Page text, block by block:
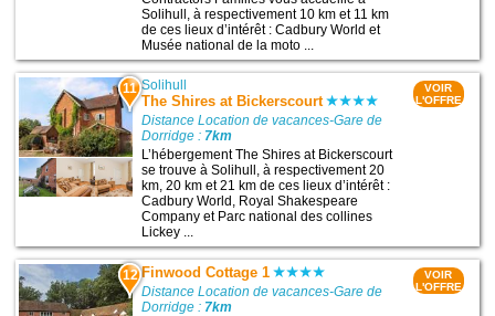
Solihull, à respectivement 10 km et 11 km
de ces lieux d’intérêt : Cadbury World et
Musée national de la moto ...
11 Solihull
The Shires at Bickerscourt
Distance Location de vacances-Gare de
Dorridge : 7km
L’hébergement The Shires at Bickerscourt
se trouve à Solihull, à respectivement 20
km, 20 km et 21 km de ces lieux d’intérêt :
Cadbury World, Royal Shakespeare
Company et Parc national des collines
Lickey ...
VOIR
L'OFFRE
12 Finwood Cottage 1
Distance Location de vacances-Gare de
Dorridge : 7km
VOIR
L'OFFRE